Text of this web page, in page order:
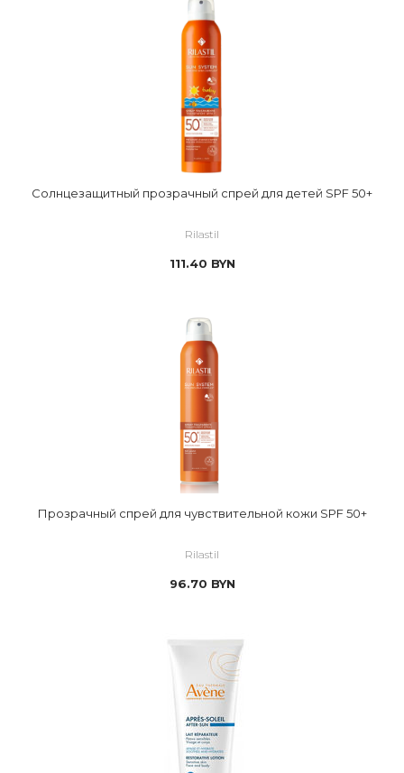
Солнцезащитный прозрачный спрей для детей SPF 50+
Rilastil
111.40 BYN
Прозрачный спрей для чувствительной кожи SPF 50+
Rilastil
96.70 BYN